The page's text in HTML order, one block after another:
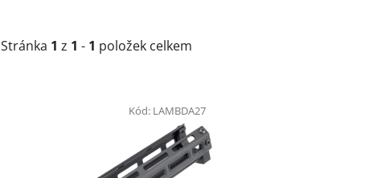
Stránka 1 z 1 - 1 položek celkem
Kód: LAMBDA27